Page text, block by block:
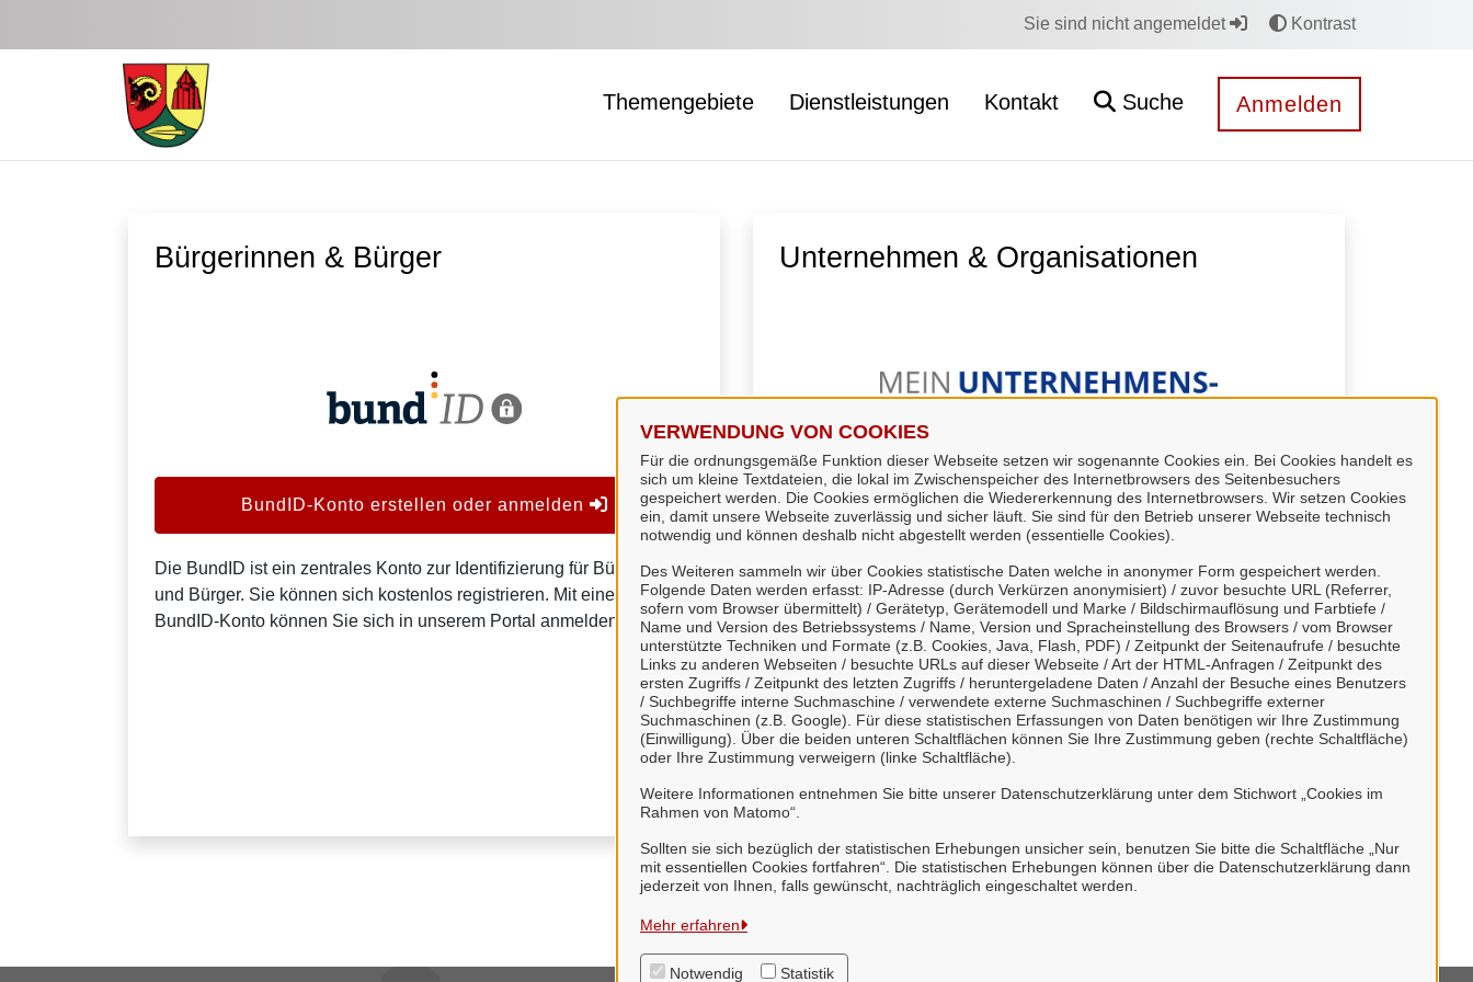
VERWENDUNG VON COOKIES
Für die ordnungsgemäße Funktion dieser Webseite setzen wir sogenannte Cookies ein. Bei Cookies handelt es
sich um kleine Textdateien, die lokal im Zwischenspeicher des Internetbrowsers des Seitenbesuchers
gespeichert werden. Die Cookies ermöglichen die Wiedererkennung des Internetbrowsers. Wir setzen Cookies
ein, damit unsere Webseite zuverlässig und sicher läuft. Sie sind für den Betrieb unserer Webseite technisch
notwendig und können deshalb nicht abgestellt werden (essentielle Cookies).
Des Weiteren sammeln wir über Cookies statistische Daten welche in anonymer Form gespeichert werden.
Folgende Daten werden erfasst: IP-Adresse (durch Verkürzen anonymisiert) / zuvor besuchte URL (Referrer,
sofern vom Browser übermittelt) / Gerätetyp, Gerätemodell und Marke / Bildschirmauflösung und Farbtiefe /
Name und Version des Betriebssystems / Name, Version und Spracheinstellung des Browsers / vom Browser
unterstützte Techniken und Formate (z.B. Cookies, Java, Flash, PDF) / Zeitpunkt der Seitenaufrufe / besuchte
Links zu anderen Webseiten / besuchte URLs auf dieser Webseite / Art der HTML-Anfragen / Zeitpunkt des
ersten Zugriffs / Zeitpunkt des letzten Zugriffs / heruntergeladene Daten / Anzahl der Besuche eines Benutzers
/ Suchbegriffe interne Suchmaschine / verwendete externe Suchmaschinen / Suchbegriffe externer
Suchmaschinen (z.B. Google). Für diese statistischen Erfassungen von Daten benötigen wir Ihre Zustimmung
(Einwilligung). Über die beiden unteren Schaltflächen können Sie Ihre Zustimmung geben (rechte Schaltfläche)
oder Ihre Zustimmung verweigern (linke Schaltfläche).
Weitere Informationen entnehmen Sie bitte unserer Datenschutzerklärung unter dem Stichwort „Cookies im
Rahmen von Matomo“.
Sollten sie sich bezüglich der statistischen Erhebungen unsicher sein, benutzen Sie bitte die Schaltfläche „Nur
mit essentiellen Cookies fortfahren“. Die statistischen Erhebungen können über die Datenschutzerklärung dann
jederzeit von Ihnen, falls gewünscht, nachträglich eingeschaltet werden.
Mehr erfahren
Notwendig Statistik
Sie sind nicht angemeldet Kontrast
Themengebiete Dienstleistungen Kontakt Suche Anmelden
Bürgerinnen & Bürger
BundID-Konto erstellen oder anmelden
Die BundID ist ein zentrales Konto zur Identifizierung für Bürgerinnen
und Bürger. Sie können sich kostenlos registrieren. Mit einem
BundID-Konto können Sie sich in unserem Portal anmelden.
Unternehmen & Organisationen
Mein Unternehmenskonto erstellen oder anmelden
Mein Unternehmenskonto ist ein zentrales Konto zur Identifizierung
von Organisationen, insbesondere:
Juristische Personen,
Vereinigungen, denen ein Recht zustehen kann
natürliche Personen, die beruflich oder gewerblich tätig sind.
Eine Nutzung ist aber auch durch Behörden im Sinne von § 1 Abs. 4
Verwaltungsverfahrensgesetz (VwVfG) möglich.